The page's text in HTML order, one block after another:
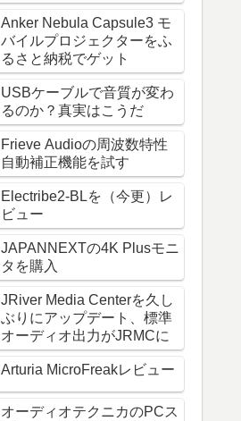
Anker Nebula Capsule3 モ
バイルプロジェクターをふ
るさと納税でゲット
USBケーブルで音質が変わ
るのか？真実はこうだ
Frieve Audioの周波数特性
自動補正機能を試す
Electribe2-BLを（今更）レ
ビュー
JAPANNEXTの4K Plusモニ
タを購入
JRiver Media Centerを久し
ぶりにアップデート、標準
オーディオ出力がJRMCに
Arturia MicroFreakレビュー
オーディオテクニカのPCス